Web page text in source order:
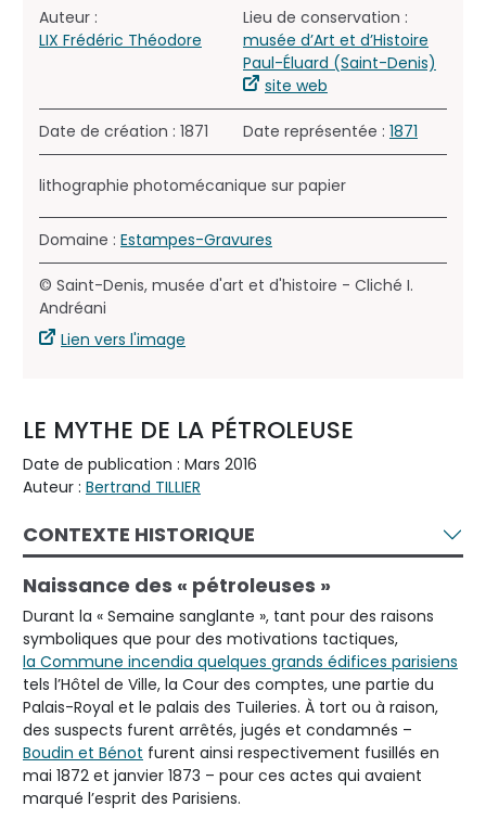
Auteur :
LIX Frédéric Théodore
Lieu de conservation :
musée d’Art et d’Histoire
Paul-Éluard (Saint-Denis)
site web
Date de création : 1871 Date représentée : 1871
lithographie photomécanique sur papier
Domaine : Estampes-Gravures
© Saint-Denis, musée d'art et d'histoire - Cliché I.
Andréani
Lien vers l'image
LE MYTHE DE LA PÉTROLEUSE
Date de publication : Mars 2016
Auteur : Bertrand TILLIER
CONTEXTE HISTORIQUE
Naissance des « pétroleuses »
Durant la « Semaine sanglante », tant pour des raisons
symboliques que pour des motivations tactiques,
la Commune incendia quelques grands édifices parisiens
tels l’Hôtel de Ville, la Cour des comptes, une partie du
Palais-Royal et le palais des Tuileries. À tort ou à raison,
des suspects furent arrêtés, jugés et condamnés –
Boudin et Bénot furent ainsi respectivement fusillés en
mai 1872 et janvier 1873 – pour ces actes qui avaient
marqué l’esprit des Parisiens.